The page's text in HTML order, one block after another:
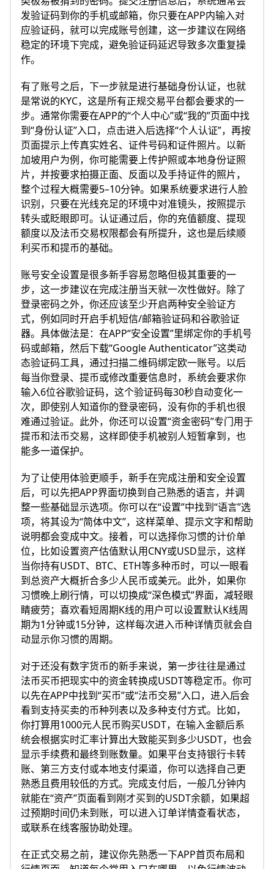
发验证码到你的手机或邮箱，你只要在APP内输入对
应验证码，就可以完成账号创建，这一步建议在网络
稳定的环境下完成，避免验证码延迟导致多次重复操
作。
有了账号之后，下一步就是进行基础身份认证，也就
是常说的KYC，这是所有正规交易平台都会要求的一
步。通常你需要在APP的“个人中心”或“我的”页面中找
到“身份认证”入口，点击进入后选择“个人认证”，再按
页面提示上传真实姓名、证件号码和证件照片。以新
加坡用户为例，你可能需要上传护照或本地身份证照
片，并按要求拍摄正面、反面以及手持证件的照片，
整个过程大概需要5–10分钟。如果系统要求进行人脸
识别，只要在光线充足的环境中对准镜头，按照提示
转头或眨眼即可。认证通过后，你的充值额度、提现
额度以及法币交易权限都会有所提升，这也是后续顺
利买币和提币的基础。
账号安全设置是很多新手容易忽略但极其重要的一
步，这一步建议在完成注册当天就一次性做好。除了
登录密码之外，你还应该至少开启两种安全验证方
式，例如同时开启手机短信/邮箱验证码和谷歌验证
器。具体做法是：在APP“安全设置”里绑定你的手机号
码或邮箱，然后下载“Google Authenticator”这类动
态验证码工具，通过扫描二维码绑定欧一账号。以后
每当你登录、提币或修改重要信息时，系统会要求你
输入6位谷歌验证码，这个验证码每30秒自动变化一
次，即使别人知道你的登录密码，没有你的手机也很
难通过验证。此外，你还可以设置“资金密码”专门用于
提币和法币交易，这样即使手机被别人短暂拿到，也
能多一道保护。
为了让使用体验更顺手，新手在完成注册和安全设置
后，可以先把APP界面切换到自己熟悉的语言，并调
整一些基础显示选项。你可以在“设置”中找到“语言”选
项，将其设为“简体中文”，这样菜单、提示文字和帮助
说明都会变成中文。接着，可以选择你习惯的计价单
位，比如设置资产估值默认用CNY或USD显示，这样
当你持有USDT、BTC、ETH等多种币时，可以一眼看
到总资产大概折合多少人民币或美元。此外，如果你
习惯晚上刷行情，可以切换成“深色模式”界面，减轻眼
睛疲劳；喜欢看短周期K线的用户可以设置默认K线周
期为1分钟或15分钟，这样每次进入币种详情页就会自
动显示你习惯的周期。
对于还没有数字货币的新手来说，第一步往往是通过
法币买币把现实中的资金转换成USDT等稳定币。你可
以先在APP中找到“买币”或“法币交易”入口，进入后会
看到支持买卖的币种列表以及多种支付方式。比如，
你打算用1000元人民币购买USDT，在输入金额后系
统会根据实时汇率计算出大致能买到多少USDT，也会
显示手续费和最终到账数量。如果平台支持银行卡转
账、第三方支付或本地支付渠道，你可以选择自己更
熟悉且费用较低的方式。完成支付后，一般几分钟内
就能在“资产”页面看到刚才买到的USDT余额，如果超
过预期时间仍未到账，可以进入订单详情查看状态，
或联系在线客服协助处理。
在正式交易之前，建议你先熟悉一下APP首页布局和